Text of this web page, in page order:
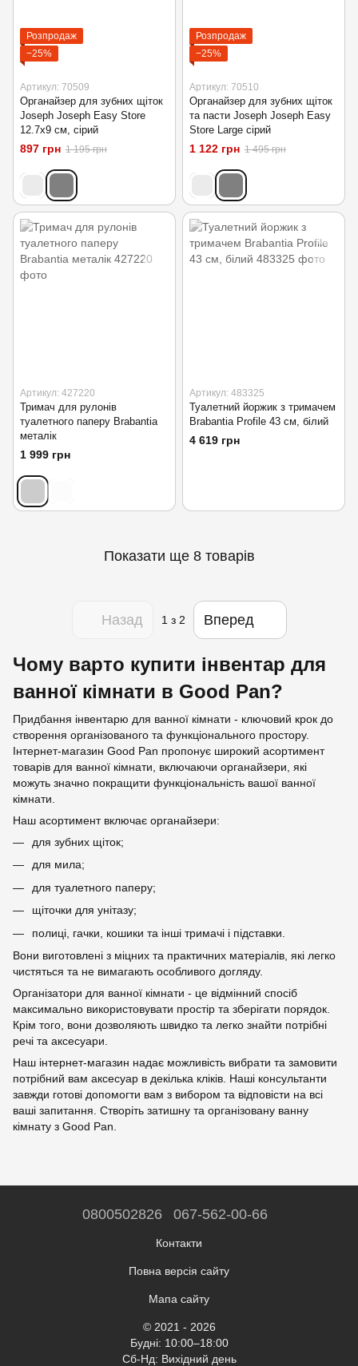
Розпродаж
−25%
Артикул: 70509
Органайзер для зубних щіток
Joseph Joseph Easy Store
12.7х9 см, сірий
897 грн 1 195 грн
Розпродаж
−25%
Артикул: 70510
Органайзер для зубних щіток
та пасти Joseph Joseph Easy
Store Large сірий
1 122 грн 1 495 грн
Артикул: 427220
Тримач для рулонів
туалетного паперу Brabantia
металік
1 999 грн
Артикул: 483325
Туалетний йоржик з тримачем
Brabantia Profile 43 см, білий
4 619 грн
Показати ще 8 товарів
Назад 1 з 2 Вперед
Чому варто купити інвентар для
ванної кімнати в Good Pan?
Придбання інвентарю для ванної кімнати - ключовий крок до
створення організованого та функціонального простору.
Інтернет-магазин Good Pan пропонує широкий асортимент
товарів для ванної кімнати, включаючи органайзери, які
можуть значно покращити функціональність вашої ванної
кімнати.
Наш асортимент включає органайзери:
для зубних щіток;
для мила;
для туалетного паперу;
щіточки для унітазу;
полиці, гачки, кошики та інші тримачі і підставки.
Вони виготовлені з міцних та практичних матеріалів, які легко
чистяться та не вимагають особливого догляду.
Організатори для ванної кімнати - це відмінний спосіб
максимально використовувати простір та зберігати порядок.
Крім того, вони дозволяють швидко та легко знайти потрібні
речі та аксесуари.
Наш інтернет-магазин надає можливість вибрати та замовити
потрібний вам аксесуар в декілька кліків. Наші консультанти
завжди готові допомогти вам з вибором та відповісти на всі
ваші запитання. Створіть затишну та організовану ванну
кімнату з Good Pan.
0800502826 067-562-00-66
Контакти
Повна версія сайту
Мапа сайту
© 2021 - 2026
Будні: 10:00–18:00
Сб-Нд: Вихідний день